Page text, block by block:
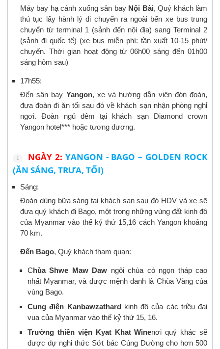
Máy bay hạ cánh xuống sân bay Nội Bài, Quý khách làm
thủ tục lấy hành lý di chuyển ra ngoài bến xe bus trung
chuyển từ terminal 1 (sảnh đến nội địa) sang Terminal 2
(sảnh đi quốc tế) (xe bus miễn phí: tần xuất 10-15 phút/
chuyến. Thời gian hoạt động từ 06h00 sáng đến 01h00
sáng hôm sau)
17h55:
Đến sân bay Yangon, xe và hướng dẫn viên đón đoàn,
đưa đoàn đi ăn tối sau đó về khách sạn nhận phòng nghỉ
ngơi. Đoàn ngủ đêm tại khách sạn Diamond crown
Yangon hotel*** hoặc tương đương.
NGÀY 2: YANGON - BAGO – GOLDEN ROCK
(ĂN SÁNG, TRƯA, TỐI)
Sáng:
Đoàn dùng bữa sáng tại khách sạn sau đó HDV và xe sẽ
đưa quý khách đi Bago, một trong những vùng đất kinh đô
của Myanmar vào thế kỷ thứ 15,16 cách Yangon khoảng
70 km.
Đến Bago, Quý khách tham quan:
Chùa Shwe Maw Daw ngôi chùa có ngọn tháp cao
nhất Myanmar, và được mệnh danh là Chùa Vàng của
vùng Bago.
Cung điện Kanbawzathardkinh đô của các triều đại
vua của Myanmar vào thế kỷ thứ 15, 16.
Trường thiền viện Kyat Khat Winenơi quý khác sẽ
được dự nghi thức Sớt bác Cúng Dường cho hơn 500